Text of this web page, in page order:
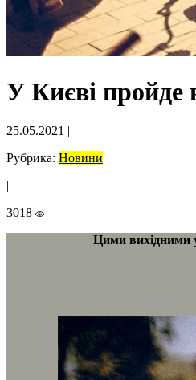
У Києві пройде
25.05.2021 |
Рубрика: Новини
|
3018
Цими вихідними